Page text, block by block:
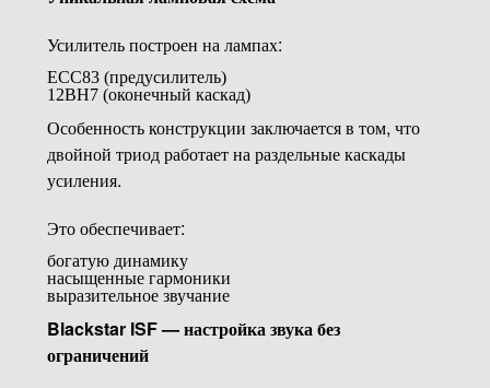
Усилитель построен на лампах:
ECC83 (предусилитель)
12BH7 (оконечный каскад)
Особенность конструкции заключается в том, что
двойной триод работает на раздельные каскады
усиления.
Это обеспечивает:
богатую динамику
насыщенные гармоники
выразительное звучание
Blackstar ISF — настройка звука без
ограничений